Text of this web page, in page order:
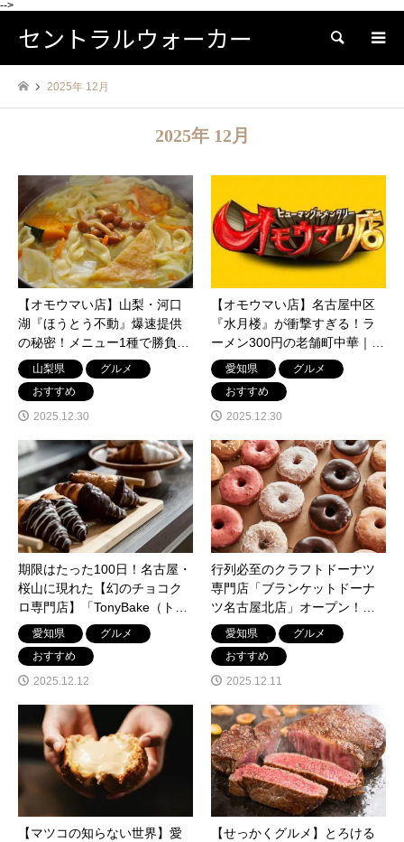
-->
セントラルウォーカー 検索
2025年 12月
2025年 12月
【オモウマい店】山梨・河口
湖『ほうとう不動』爆速提供
の秘密！メニュー1種で勝負す
る「集団行動」が圧巻
山梨県
グルメ
おすすめ
2025.12.30
【オモウマい店】名古屋中区
『水月楼』が衝撃すぎる！ラ
ーメン300円の老舗町中華｜注
文はすぐ頼まないと行けな
い！？
愛知県
グルメ
おすすめ
2025.12.30
期限はたった100日！名古屋・
桜山に現れた【幻のチョコク
ロ専門店】「TonyBake（トニ
ーベイク）」の秘密に迫る！
愛知県
グルメ
おすすめ
2025.12.12
行列必至のクラフトドーナツ
専門店「ブランケットドーナ
ツ名古屋北店」オープン！ふ
わもち生地に濃厚クリームが
最高
愛知県
グルメ
おすすめ
2025.12.11
【マツコの知らない世界】愛
【せっかくグルメ】とろける